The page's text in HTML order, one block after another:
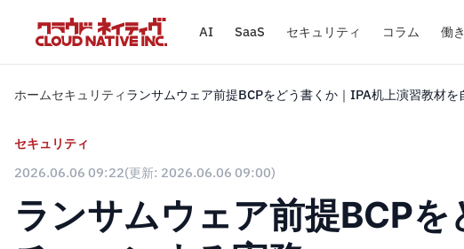
AI SaaS セキュリティ コラム 働
ホームセキュリティランサムウェア前提BCPをどう書くか｜IPA机上演習教材
セキュリティ
2026.06.06 09:22(更新: 2026.06.06 09:00)
ランサムウェア前提BCP